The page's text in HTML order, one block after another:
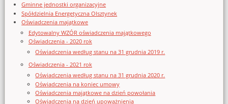
Gminne jednostki organizacyjne
Spółdzielnia Energetyczna Olsztynek
Oświadczenia majątkowe
Edytowalny WZÓR oświadczenia majątkowego
Oświadczenia - 2020 rok
Oświadczenia według stanu na 31 grudnia 2019 r.
Oświadczenia - 2021 rok
Oświadczenia według stanu na 31 grudnia 2020 r.
Oświadczenia na koniec umowy
Oświadczenia majątkowe na dzień powołania
Oświadczenia na dzień upoważnienia